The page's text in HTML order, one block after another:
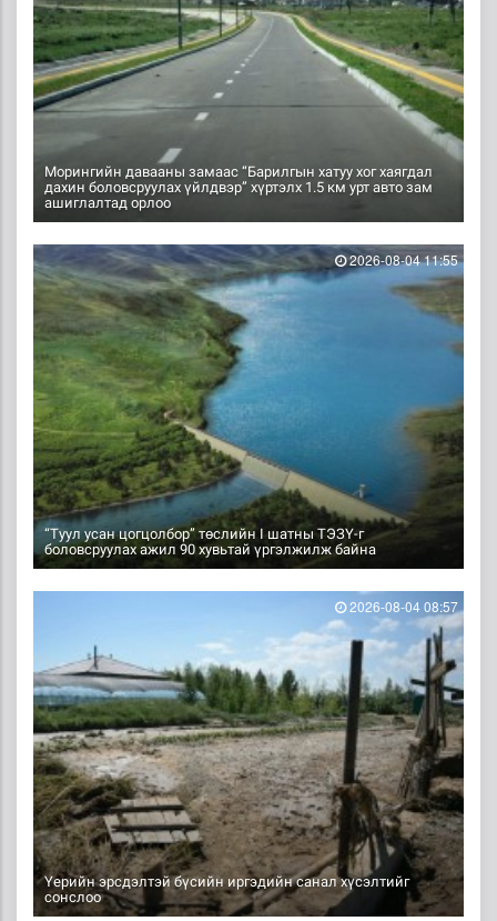
Морингийн давааны замаас “Барилгын хатуу хог хаягдал
дахин боловсруулах үйлдвэр” хүртэлх 1.5 км урт авто зам
ашиглалтад орлоо
“Туул усан цогцолбор” төслийн I шатны ТЭЗҮ-г
боловсруулах ажил 90 хувьтай үргэлжилж байна
2026-08-04 11:55
Үерийн эрсдэлтэй бүсийн иргэдийн санал хүсэлтийг
сонслоо
2026-08-04 08:57